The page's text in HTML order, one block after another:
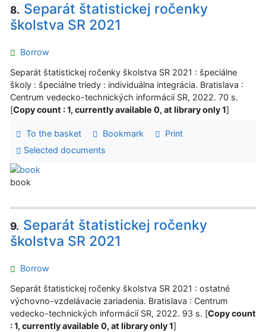
8. Separát štatistickej ročenky
školstva SR 2021
Borrow
Separát štatistickej ročenky školstva SR 2021 : špeciálne
školy : špeciálne triedy : individuálna integrácia. Bratislava :
Centrum vedecko-technických informácií SR, 2022. 70 s.
[Copy count : 1, currently available 0, at library only 1]
To the basket Bookmark
Print
Selected documents
book
9. Separát štatistickej ročenky
školstva SR 2021
Borrow
Separát štatistickej ročenky školstva SR 2021 : ostatné
výchovno-vzdelávacie zariadenia. Bratislava : Centrum
vedecko-technických informácií SR, 2022. 93 s. [Copy count
: 1, currently available 0, at library only 1]